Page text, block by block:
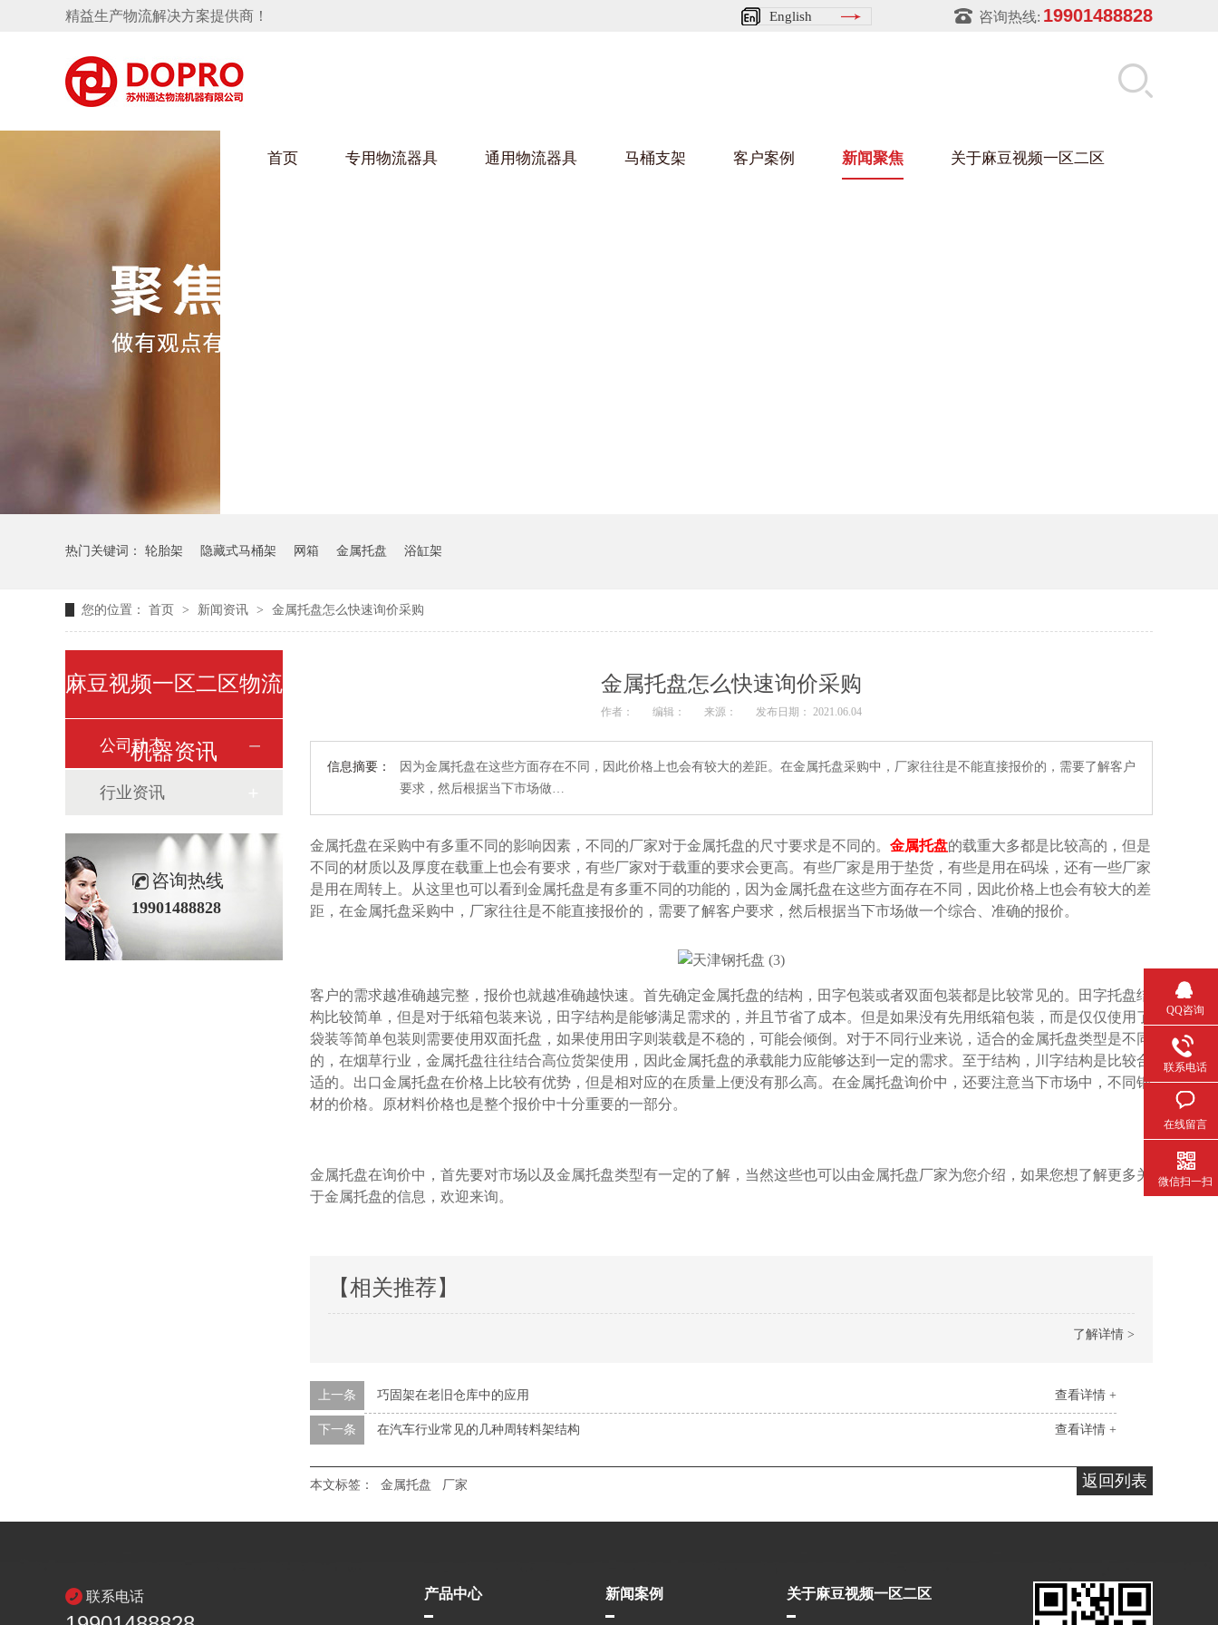
咨询热线: 19901488828
English
精益生产物流解决方案提供商！
首页 专用物流器具
变速箱托盘 保险杠料架
转向机料架
消声器料架
通用物流器具
手推车
马桶支架 客户案例
汽车行业
新闻聚焦 关于麻豆视频一区二区
热门关键词： 轮胎架 隐藏式马桶架 网箱 金属托盘 浴缸架
您的位置： 首页 > 新闻资讯 > 金属托盘怎么快速询价采购
金属托盘怎么快速询价采购
作者： 编辑： 来源： 发布日期： 2021.06.04
信息摘要：
因为金属托盘在这些方面存在不同，因此价格上也会有较大的差距。在金属托盘采购中，厂家往往是不能直接报价的，需要了解客户
要求，然后根据当下市场做…
金属托盘在采购中有多重不同的影响因素，不同的厂家对于金属托盘的尺寸要求是不同的。 金属托盘的载重大多都是比较高的，但是
不同的材质以及厚度在载重上也会有要求，有些厂家对于载重的要求会更高。有些厂家是用于垫货，有些是用在码垛，还有一些厂家
是用在周转上。从这里也可以看到金属托盘是有多重不同的功能的，因为金属托盘在这些方面存在不同，因此价格上也会有较大的差
距，在金属托盘采购中，厂家往往是不能直接报价的，需要了解客户要求，然后根据当下市场做一个综合、准确的报价。
客户的需求越准确越完整，报价也就越准确越快速。首先确定金属托盘的结构，田字包装或者双面包装都是比较常见的。田字托盘结
构比较简单，但是对于纸箱包装来说，田字结构是能够满足需求的，并且节省了成本。但是如果没有先用纸箱包装，而是仅仅使用了
袋装等简单包装则需要使用双面托盘，如果使用田字则装载是不稳的，可能会倾倒。对于不同行业来说，适合的金属托盘类型是不同
的，在烟草行业，金属托盘往往结合高位货架使用，因此金属托盘的承载能力应能够达到一定的需求。至于结构，川字结构是比较合
适的。出口金属托盘在价格上比较有优势，但是相对应的在质量上便没有那么高。在金属托盘询价中，还要注意当下市场中，不同钢
材的价格。原材料价格也是整个报价中十分重要的一部分。
金属托盘在询价中，首先要对市场以及金属托盘类型有一定的了解，当然这些也可以由金属托盘厂家为您介绍，如果您想了解更多关
于金属托盘的信息，欢迎来询。
【相关推荐】
了解详情 >
查看详情 +
上一条 巧固架在老旧仓库中的应用
查看详情 +
下一条 在汽车行业常见的几种周转料架结构
返回列表
本文标签： 金属托盘 厂家
麻豆视频一区二区物流
机器资讯
公司动态
行业资讯
咨询热线
19901488828
联系电话 产品中心 新闻案例 关于麻豆视频一区二区
QQ咨询
联系电话
在线留言
微信扫一扫